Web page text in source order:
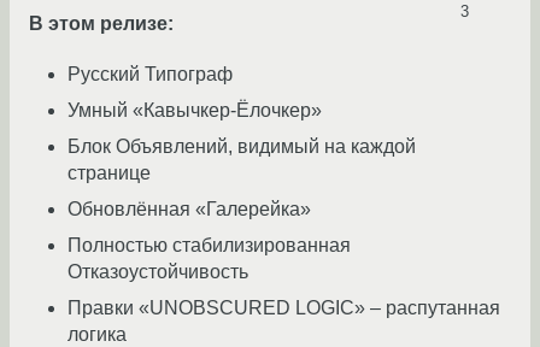
3
В этом релизе:
Русский Типограф
Умный «Кавычкер-Ёлочкер»
Блок Объявлений, видимый на каждой
странице
Обновлённая «Галерейка»
Полностью стабилизированная
Отказоустойчивость
Правки «UNOBSCURED LOGIC» – распутанная
логика